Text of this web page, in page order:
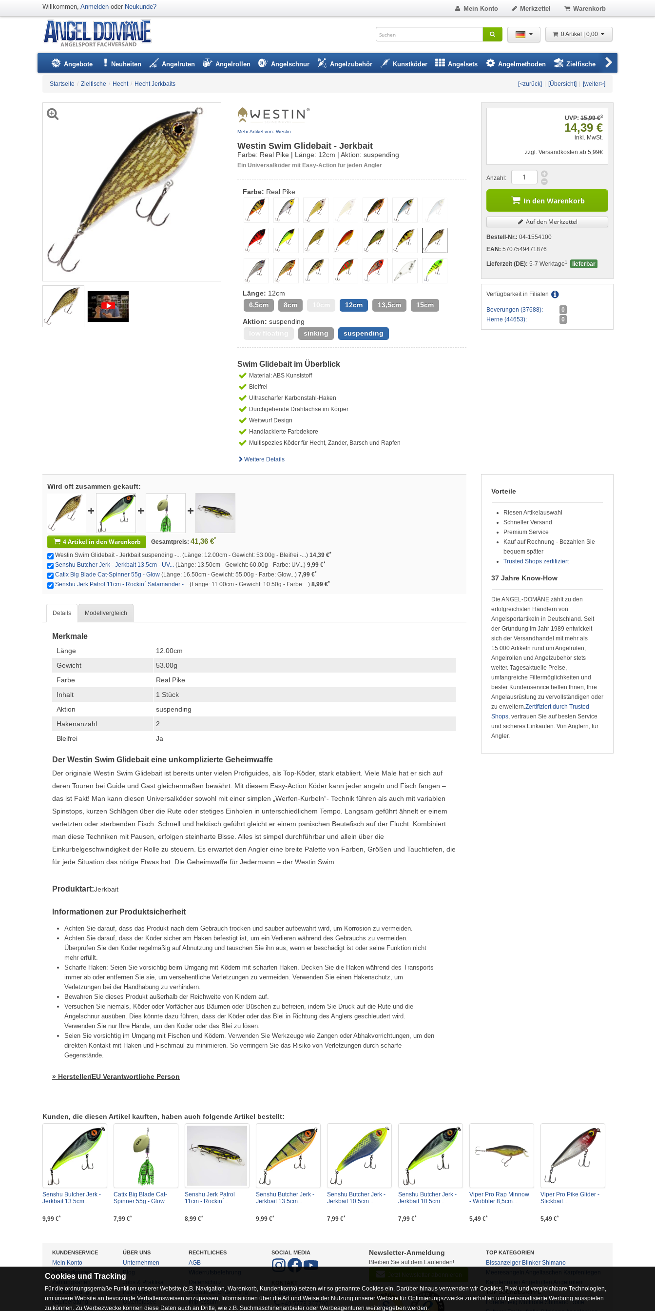
Willkommen, Anmelden oder Neukunde? Mein Konto Merkzettel Warenkorb
0 Artikel | 0,00
Angebote Neuheiten Angelruten Angelrollen Angelschnur Angelzubehör Kunstköder Angelsets Angelmethoden Zielfische
Startseite / Zielfische / Hecht / Hecht Jerkbaits [<zurück] [Übersicht] [weiter>]
Mehr Artikel von: Westin
Westin Swim Glidebait - Jerkbait
Farbe: Real Pike | Länge: 12cm | Aktion: suspending
Ein Universalköder mit Easy-Action für jeden Angler
Farbe: Real Pike
Länge: 12cm
6,5cm 8cm 10cm 12cm 13,5cm 15cm
Aktion: suspending
low floating sinking suspending
Swim Glidebait im Überblick
Material: ABS Kunststoff
Bleifrei
Ultrascharfer Karbonstahl-Haken
Durchgehende Drahtachse im Körper
Weitwurf Design
Handlackierte Farbdekore
Multispezies Köder für Hecht, Zander, Barsch und Rapfen
Weitere Details
UVP: 15,99 €3
14,39 €
inkl. MwSt.
zzgl. Versandkosten ab 5,99€
Anzahl:
In den Warenkorb
Auf den Merkzettel
Bestell-Nr.: 04-1554100
EAN: 5707549471876
Lieferzeit (DE): 5-7 Werktage 1 lieferbar
Verfügbarkeit in Filialen
Beverungen (37688):
0
Herne (44653):
0
Wird oft zusammen gekauft:
+ + +
4 Artikel in den Warenkorb Gesamtpreis: 41,36 €*
Westin Swim Glidebait - Jerkbait suspending -... (Länge: 12.00cm - Gewicht: 53.00g - Bleifrei -...) 14,39 €*
Senshu Butcher Jerk - Jerkbait 13.5cm - UV... (Länge: 13.50cm - Gewicht: 60.00g - Farbe: UV...) 9,99 €*
Catix Big Blade Cat-Spinner 55g - Glow (Länge: 16.50cm - Gewicht: 55.00g - Farbe: Glow...) 7,99 €*
Senshu Jerk Patrol 11cm - Rockin´ Salamander -... (Länge: 11.00cm - Gewicht: 10.50g - Farbe:...) 8,99 €*
Details Modellvergleich
Merkmale
Länge
12.00cm
Gewicht
53.00g
Farbe
Real Pike
Inhalt
1 Stück
Aktion
suspending
Hakenanzahl
2
Bleifrei
Ja
Der Westin Swim Glidebait eine unkomplizierte Geheimwaffe
Der originale Westin Swim Glidebait ist bereits unter vielen Profiguides, als Top-Köder, stark etabliert. Viele Male hat er sich auf
deren Touren bei Guide und Gast gleichermaßen bewährt. Mit diesem Easy-Action Köder kann jeder angeln und Fisch fangen –
das ist Fakt! Man kann diesen Universalköder sowohl mit einer simplen „Werfen-Kurbeln“- Technik führen als auch mit variablen
Spinstops, kurzen Schlägen über die Rute oder stetiges Einholen in unterschiedlichem Tempo. Langsam geführt ähnelt er einem
verletzten oder sterbenden Fisch. Schnell und hektisch geführt gleicht er einem panischen Beutefisch auf der Flucht. Kombiniert
man diese Techniken mit Pausen, erfolgen steinharte Bisse. Alles ist simpel durchführbar und allein über die
Einkurbelgeschwindigkeit der Rolle zu steuern. Es erwartet den Angler eine breite Palette von Farben, Größen und Tauchtiefen, die
für jede Situation das nötige Etwas hat. Die Geheimwaffe für Jedermann – der Westin Swim.
Produktart:Jerkbait
Informationen zur Produktsicherheit
Achten Sie darauf, dass das Produkt nach dem Gebrauch trocken und sauber aufbewahrt wird, um Korrosion zu vermeiden.
Achten Sie darauf, dass der Köder sicher am Haken befestigt ist, um ein Verlieren während des Gebrauchs zu vermeiden.
Überprüfen Sie den Köder regelmäßig auf Abnutzung und tauschen Sie ihn aus, wenn er beschädigt ist oder seine Funktion nicht
mehr erfüllt.
Scharfe Haken: Seien Sie vorsichtig beim Umgang mit Ködern mit scharfen Haken. Decken Sie die Haken während des Transports
immer ab oder entfernen Sie sie, um versehentliche Verletzungen zu vermeiden. Verwenden Sie einen Hakenschutz, um
Verletzungen bei der Handhabung zu verhindern.
Bewahren Sie dieses Produkt außerhalb der Reichweite von Kindern auf.
Versuchen Sie niemals, Köder oder Vorfächer aus Bäumen oder Büschen zu befreien, indem Sie Druck auf die Rute und die
Angelschnur ausüben. Dies könnte dazu führen, dass der Köder oder das Blei in Richtung des Anglers geschleudert wird.
Verwenden Sie nur Ihre Hände, um den Köder oder das Blei zu lösen.
Seien Sie vorsichtig im Umgang mit Fischen und Ködern. Verwenden Sie Werkzeuge wie Zangen oder Abhakvorrichtungen, um den
direkten Kontakt mit Haken und Fischmaul zu minimieren. So verringern Sie das Risiko von Verletzungen durch scharfe
Gegenstände.
» Hersteller/EU Verantwortliche Person
Vorteile
Riesen Artikelauswahl
Schneller Versand
Premium Service
Kauf auf Rechnung - Bezahlen Sie
bequem später
Trusted Shops zertifiziert
37 Jahre Know-How
Die ANGEL-DOMÄNE zählt zu den
erfolgreichsten Händlern von
Angelsportartikeln in Deutschland. Seit
der Gründung im Jahr 1989 entwickelt
sich der Versandhandel mit mehr als
15.000 Artikeln rund um Angelruten,
Angelrollen und Angelzubehör stets
weiter. Tagesaktuelle Preise,
umfangreiche Filtermöglichkeiten und
bester Kundenservice helfen Ihnen, Ihre
Angelausrüstung zu vervollständigen oder
zu erweitern.Zertifiziert durch Trusted
Shops, vertrauen Sie auf besten Service
und sicheres Einkaufen. Von Anglern, für
Angler.
Kunden, die diesen Artikel kauften, haben auch folgende Artikel bestellt:
Senshu Butcher Jerk -
Jerkbait 13.5cm...
9,99 €*
Catix Big Blade Cat-
Spinner 55g - Glow
7,99 €*
Senshu Jerk Patrol
11cm - Rockin´...
8,99 €*
Senshu Butcher Jerk -
Jerkbait 13.5cm...
9,99 €*
Senshu Butcher Jerk -
Jerkbait 10.5cm...
7,99 €*
Senshu Butcher Jerk -
Jerkbait 10.5cm...
7,99 €*
Viper Pro Rap Minnow
- Wobbler 8,5cm...
5,49 €*
Viper Pro Pike Glider -
Stickbait...
5,49 €*
KUNDENSERVICE
Mein Konto
Versandkosten
Rücksendung
Kaufberatung
ÜBER UNS
Unternehmen
Jobs & Praktika
Facebook
Osterfeldsee
RECHTLICHES
AGB
Altbatterie-Entsorgung
Impressum
SOCIAL MEDIA
Kontaktformular
Newsletter-Anmeldung
Bleiben Sie auf dem Laufenden!
Jetzt Newsletter abonnieren
TOP KATEGORIEN
Bissanzeiger Blinker Shimano
TOP SUCHBEGRIFFE
Forellenteig Multirolle Shimano Rolle
Cookies und Tracking
Für die ordnungsgemäße Funktion unserer Website (z.B. Navigation, Warenkorb, Kundenkonto) setzen wir so genannte Cookies ein. Darüber hinaus verwenden wir Cookies, Pixel und vergleichbare Technologien,
um unsere Website an bevorzugte Verhaltensweisen anzupassen, Informationen über die Art und Weise der Nutzung unserer Website für Optimierungszwecke zu erhalten und personalisierte Werbung ausspielen
zu können. Zu Werbezwecke können diese Daten auch an Dritte, wie z.B. Suchmaschinenanbieter oder Werbeagenturen weitergegeben werden.